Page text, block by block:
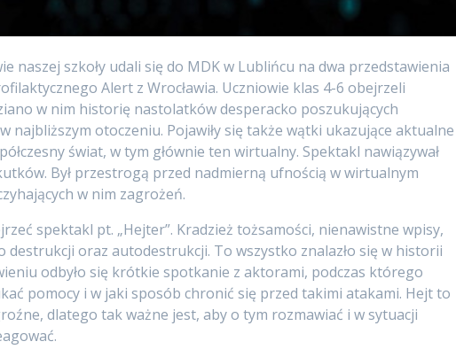
naszej szkoły udali się do MDK w Lublińcu na dwa przedstawienia
Alert z Wrocławia. Uczniowie klas 4-6 obejrzeli
w nim historię nastolatków desperacko poszukujących
najbliższym otoczeniu. Pojawiły się także wątki ukazujące aktualne
świat, w tym głównie ten wirtualny. Spektakl nawiązywał
Był przestrogą przed nadmierną ufnością w wirtualnym
w nim zagrożeń.
spektakl pt. „Hejter”. Kradzież tożsamości, nienawistne wpisy,
destrukcji oraz autodestrukcji. To wszystko znalazło się w historii
odbyło się krótkie spotkanie z aktorami, podczas którego
pomocy i w jaki sposób chronić się przed takimi atakami. Hejt to
dlatego tak ważne jest, aby o tym rozmawiać i w sytuacji